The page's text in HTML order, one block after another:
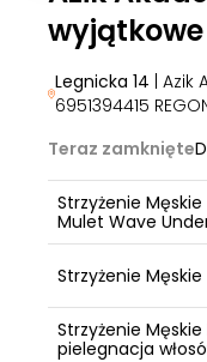
Legnicka 14 |
6951394415
Teraz zamknięte
Strzyżenie
Mulet Wave
Strzyżenie Męskie
Strzyżenie
pielegnacja